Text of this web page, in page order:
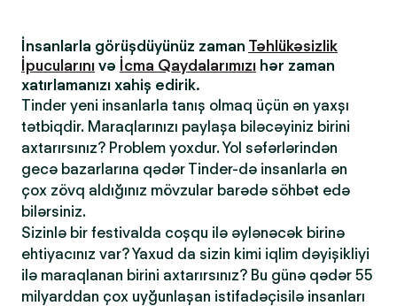
İnsanlarla görüşdüyünüz zaman Təhlükəsizlik
İpucularını və İcma Qaydalarımızı hər zaman
xatırlamanızı xahiş edirik.
Tinder yeni insanlarla tanış olmaq üçün ən yaxşı
tətbiqdir. Maraqlarınızı paylaşa biləcəyiniz birini
axtarırsınız? Problem yoxdur. Yol səfərlərindən
gecə bazarlarına qədər Tinder-də insanlarla ən
çox zövq aldığınız mövzular barədə söhbət edə
bilərsiniz.
Sizinlə bir festivalda coşqu ilə əylənəcək birinə
ehtiyacınız var? Yaxud da sizin kimi iqlim dəyişikliyi
ilə maraqlanan birini axtarırsınız? Bu günə qədər 55
milyarddan çox uyğunlaşan istifadəçisilə insanları